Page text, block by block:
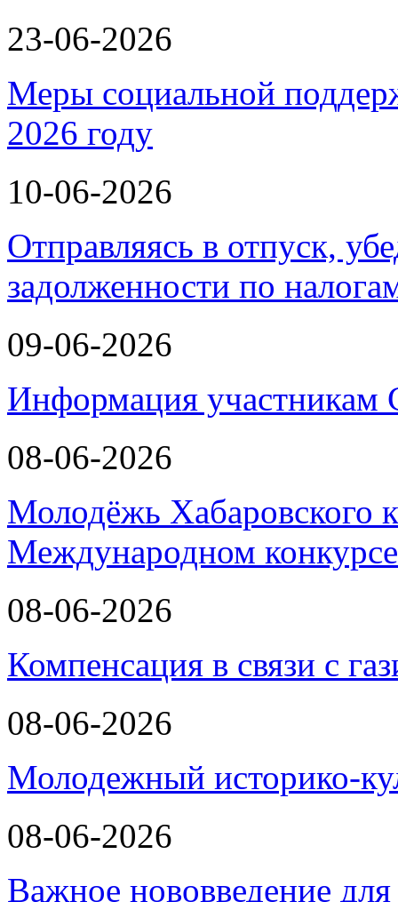
23-06-2026
Меры социальной
2026 году
10-06-2026
Отправляясь в отпуск,
задолженности по
09-06-2026
Информация
08-06-2026
Молодёжь Хабаровского
Международном
08-06-2026
Компенсация в связи с
08-06-2026
Молодежный историко-
08-06-2026
Важное нововведение